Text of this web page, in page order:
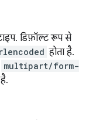
डिफ़ॉल्ट रूप से
होता है.
multipart/form-